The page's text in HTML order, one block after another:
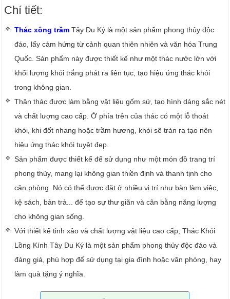
Chí tiết:
Thác xông trầm Tây Du Ký là một sản phẩm phong thủy độc
đáo, lấy cảm hứng từ cảnh quan thiên nhiên và văn hóa Trung
Quốc. Sản phẩm này được thiết kế như một thác nước lớn với
khối lượng khói trắng phát ra liên tục, tạo hiệu ứng thác khói
trong không gian.
Thân thác được làm bằng vật liệu gốm sứ, tạo hình dáng sắc nét
và chất lượng cao cấp. Ở phía trên của thác có một lỗ thoát
khói, khi đốt nhang hoặc trầm hương, khói sẽ tràn ra tạo nên
hiệu ứng thác khói tuyệt đẹp.
Sản phẩm được thiết kế để sử dụng như một món đồ trang trí
phong thủy, mang lại không gian thiền định và thanh tịnh cho
căn phòng. Nó có thể được đặt ở nhiều vị trí như bàn làm việc,
kệ sách, bàn trà... để tạo sự thư giãn và cân bằng năng lượng
cho không gian sống.
Với thiết kế tinh xảo và chất lượng vật liệu cao cấp, Thác Khói
Lồng Kính Tây Du Ký là một sản phẩm phong thủy độc đáo và
đáng giá, phù hợp để sử dụng tại gia đình hoặc văn phòng, hay
làm quà tặng ý nghĩa.